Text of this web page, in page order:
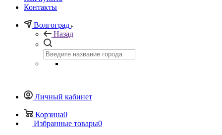
Контакты
Волгоград
Назад
Личный кабинет
Корзина0
Избранные товары0